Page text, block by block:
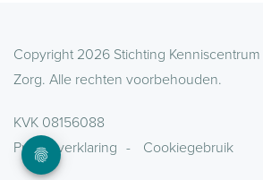
Copyright 2026 Stichting
Zorg. Alle rechten voorbehouden.
KVK 08156088
Privacyverklaring
Cookiegebruik